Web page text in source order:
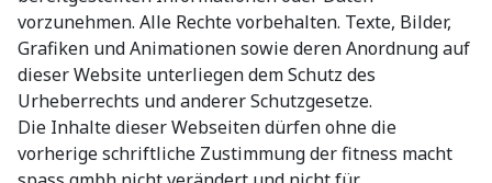
vorzunehmen. Alle Rechte vorbehalten. Texte, Bilder,
Grafiken und Animationen sowie deren Anordnung auf
dieser Website unterliegen dem Schutz des
Urheberrechts und anderer Schutzgesetze.
Die Inhalte dieser Webseiten dürfen ohne die
vorherige schriftliche Zustimmung der fitness macht